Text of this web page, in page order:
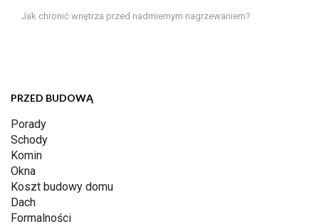
Jak chronić wnętrza przed nadmiernym nagrzewaniem?
PRZED BUDOWĄ
Porady
Schody
Komin
Okna
Koszt budowy domu
Dach
Formalności